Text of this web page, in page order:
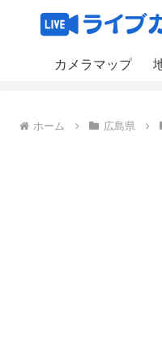
カメラマップ
ホーム 広島県